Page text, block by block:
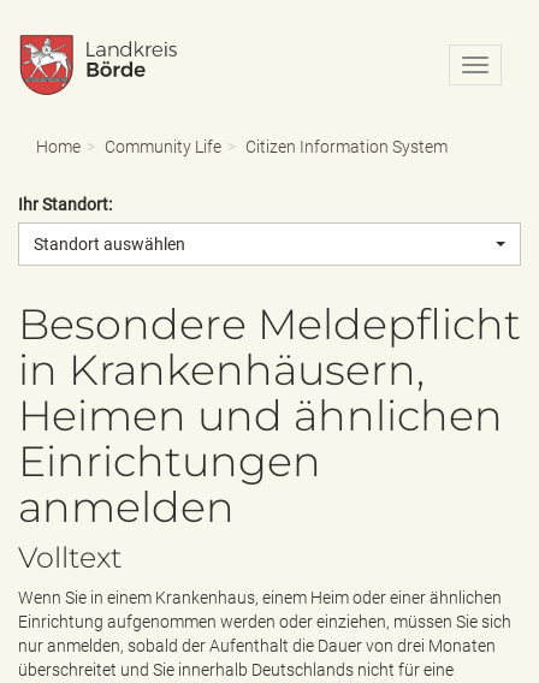
N
a
o
e
/
a
d
e
n
Home Community Life Citizen Information System
Ihr Standort:
Standort auswählen
Besondere Meldepflicht
in Krankenhäusern,
Heimen und ähnlichen
Einrichtungen
anmelden
Volltext
Wenn Sie in einem Krankenhaus, einem Heim oder einer ähnlichen
Einrichtung aufgenommen werden oder einziehen, müssen Sie sich
nur anmelden, sobald der Aufenthalt die Dauer von drei Monaten
überschreitet und Sie innerhalb Deutschlands nicht für eine